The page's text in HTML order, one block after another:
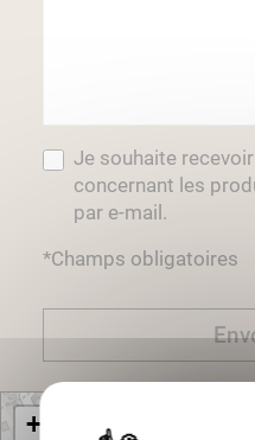
Je souhaite
concernant les
par e-mail.
*Champs obligatoires
+